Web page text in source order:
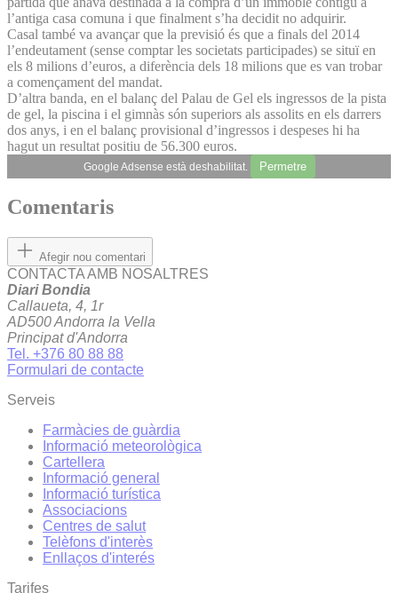
l’antiga casa comuna i que finalment s’ha decidit no adquirir.
Casal també va avançar que la previsió és que a finals del 2014
l’endeutament (sense comptar les societats participades) se situï en
els 8 milions d’euros, a diferència dels 18 milions que es van trobar
a començament del mandat.
D’altra banda, en el balanç del Palau de Gel els ingressos de la pista
de gel, la piscina i el gimnàs són superiors als assolits en els darrers
dos anys, i en el balanç provisional d’ingressos i despeses hi ha
hagut un resultat positiu de 56.300 euros.
Google Adsense està deshabilitat. Permetre
Comentaris
Afegir nou comentari
CONTACTA AMB NOSALTRES
Diari Bondia
Callaueta, 4, 1r
AD500 Andorra la Vella
Principat d'Andorra
Tel. +376 80 88 88
Formulari de contacte
Serveis
Farmàcies de guàrdia
Informació meteorològica
Cartellera
Informació general
Informació turística
Associacions
Centres de salut
Telèfons d'interès
Enllaços d'interés
Tarifes